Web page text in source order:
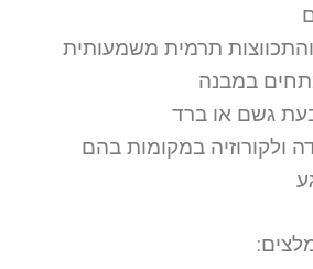
תרמית משמעותית
במבנה
גשם או ברד
ולקורוזיה במקומות בהם